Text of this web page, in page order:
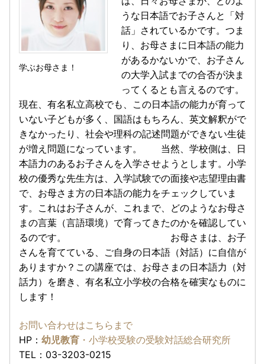
学ぶお母さま！
うな日本語でお子さんと「対
話」されているかです。つま
り、お母さまに日本語の能力
があるかないかで、お子さん
の大学入試までの合否が決ま
ってくるとも言えるのです。
現在、有名私立高校でも、この日本語の能力が育って
いない子どもが多く、国語はもちろん、英文解釈がで
きなかったり、社会や理科の記述問題ができない生徒
が増え問題になっています。 当然、学校側は、日
本語力のあるお子さんを入学させようとします。小学
校の優秀な先生方は、入学試験での面接や志望理由書
で、お母さま方の日本語の能力をチェックしていま
す。これはお子さんが、これまで、どのようなお母さ
まの言葉（言語環境）で育ってきたのかを確認してい
るのです。 お母さまは、お子
さんを育てている、ご自身の日本語（対話）に自信が
ありますか？この講座では、お母さまの日本語力（対
話力）を磨き、有名私立小学校の合格を確実なものに
します！
お問い合わせはこちらまで
HP： 幼児教育 ・小学校受験の受験対話総合研究所
TEL：03-3203-0215